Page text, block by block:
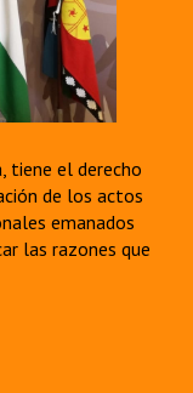
tiene el derecho
de los actos
emanados
las razones que